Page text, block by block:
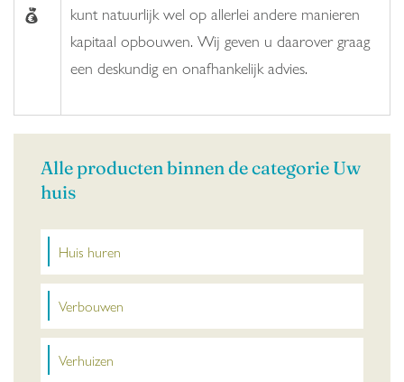
kunt natuurlijk wel op allerlei andere manieren
kapitaal opbouwen. Wij geven u daarover graag
een deskundig en onafhankelijk advies.
Alle producten binnen de categorie Uw
huis
Huis huren
Verbouwen
Verhuizen